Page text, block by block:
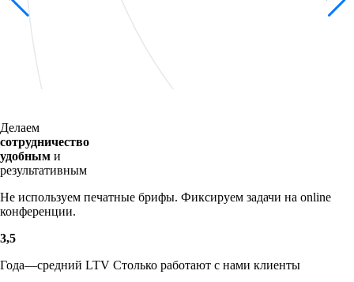
Делаем
сотрудничество
удобным и
результативным
Не используем печатные брифы. Фиксируем задачи на online
конференции.
3,5
Года—средний LTV Столько работают с нами клиенты